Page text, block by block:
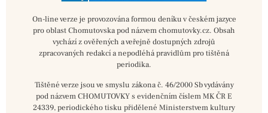
On-line verze je provozována formou deníku v českém jazyce
pro oblast Chomutovska pod názvem chomutovky.cz. Obsah
vychází z ověřených a veřejně dostupných zdrojů
zpracovaných redakcí a nepodléhá pravidlům pro tištěná
periodika.
Tištěné verze jsou ve smyslu zákona č. 46/2000 Sb vydávány
pod názvem CHOMUTOVKY s evidenčním číslem MK ČR E
24339, periodického tisku přidělené Ministerstvem kultury